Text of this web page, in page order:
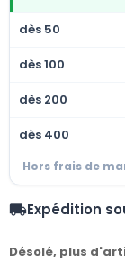
dès 50
dès 100
dès 200
dès 400
Hors frais de
local_shippingExpédition
Désolé, plus